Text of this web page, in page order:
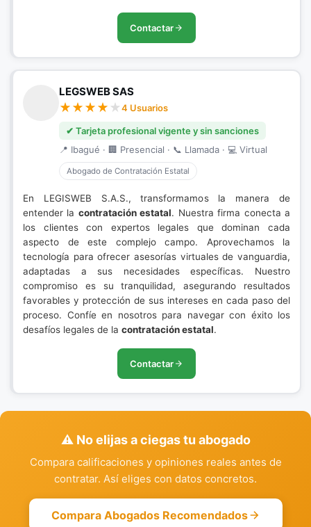
Contactar
LEGSWEB SAS
4 Usuarios
✔ Tarjeta profesional vigente y sin sanciones
📍 Ibagué · 🏢 Presencial · 📞 Llamada · 💻 Virtual
Abogado de Contratación Estatal
En LEGISWEB S.A.S., transformamos la manera de
entender la contratación estatal. Nuestra firma conecta a
los clientes con expertos legales que dominan cada
aspecto de este complejo campo. Aprovechamos la
tecnología para ofrecer asesorías virtuales de vanguardia,
adaptadas a sus necesidades específicas. Nuestro
compromiso es su tranquilidad, asegurando resultados
favorables y protección de sus intereses en cada paso del
proceso. Confíe en nosotros para navegar con éxito los
desafíos legales de la contratación estatal.
Contactar
⚠️ No elijas a ciegas tu abogado
Compara calificaciones y opiniones reales antes de
contratar. Así eliges con datos concretos.
Compara Abogados Recomendados